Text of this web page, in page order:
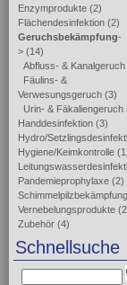
Enzymprodukte (2)
Flächendesinfektion (2)
Geruchsbekämpfung-
> (14)
Abfluss- & Kanalgeruch
Fäulins- &
Verwesungsgeruch (3)
Urin- & Fäkaliengeruch
Handdesinfektion (3)
Hydro/
Hygiene/Keimkontrolle
Pandemieprophylaxe (2)
Schimmelpilzbekämpfung
Vernebelungsprodukte
Zubehör (4)
Schnellsuche